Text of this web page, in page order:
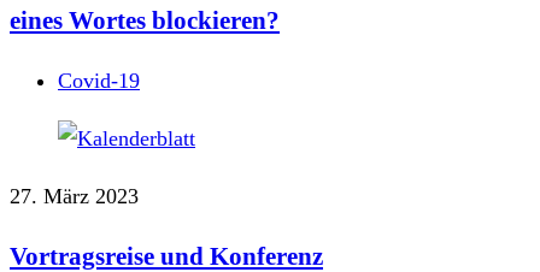
eines Wortes blockieren?
Covid-19
27. März 2023
Vortragsreise und Konferenz